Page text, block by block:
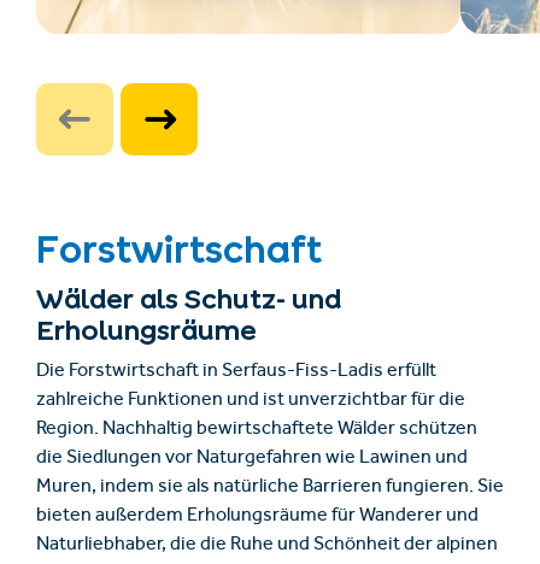
Forstwirtschaft
Wälder als Schutz- und
Erholungsräume
Die Forstwirtschaft in Serfaus-Fiss-Ladis erfüllt
zahlreiche Funktionen und ist unverzichtbar für die
Region. Nachhaltig bewirtschaftete Wälder schützen
die Siedlungen vor Naturgefahren wie Lawinen und
Muren, indem sie als natürliche Barrieren fungieren. Sie
bieten außerdem Erholungsräume für Wanderer und
Naturliebhaber, die die Ruhe und Schönheit der alpinen